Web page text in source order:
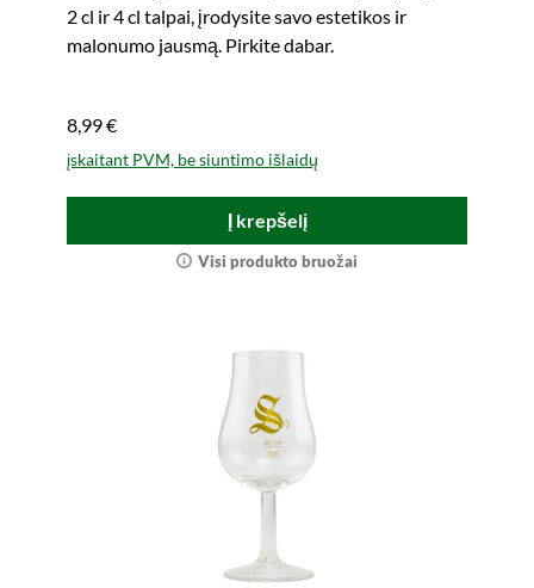
2 cl ir 4 cl talpai, įrodysite savo estetikos ir
malonumo jausmą. Pirkite dabar.
8,99 €
įskaitant PVM, be siuntimo išlaidų
Į krepšelį
Visi produkto bruožai